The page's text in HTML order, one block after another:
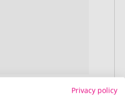
Privacy policy